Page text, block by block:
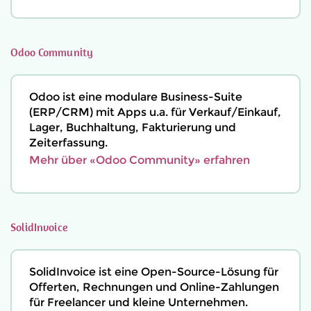
Odoo Community
Odoo ist eine modulare Business-Suite
(ERP/CRM) mit Apps u.a. für Verkauf/Einkauf,
Lager, Buchhaltung, Fakturierung und
Zeiterfassung.
Mehr über «Odoo Community» erfahren
SolidInvoice
SolidInvoice ist eine Open-Source-Lösung für
Offerten, Rechnungen und Online-Zahlungen
für Freelancer und kleine Unternehmen.